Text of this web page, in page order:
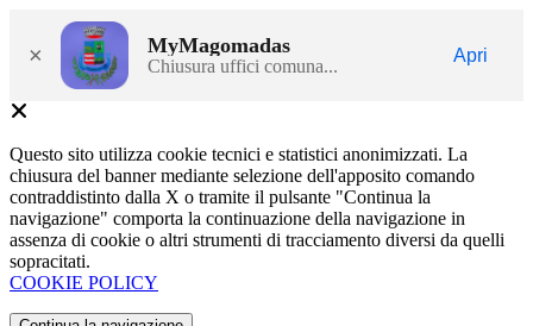
× MyMagomadas
Chiusura uffici comuna...
Apri
Questo sito utilizza cookie tecnici e statistici anonimizzati. La
chiusura del banner mediante selezione dell'apposito comando
contraddistinto dalla X o tramite il pulsante "Continua la
navigazione" comporta la continuazione della navigazione in
assenza di cookie o altri strumenti di tracciamento diversi da quelli
sopracitati.
COOKIE POLICY